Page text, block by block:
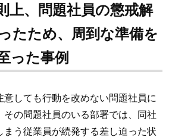
上、問題社員の懲戒解
たため、周到な準備を
った事例
しても行動を改めない問題社員に
その問題社員のいる部署では、同社
まう従業員が続発する差し迫った状